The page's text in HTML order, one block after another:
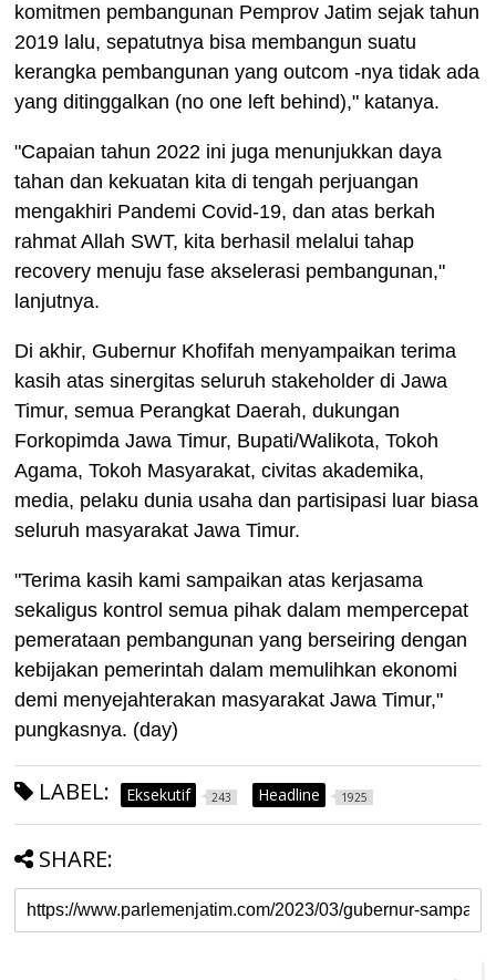
komitmen pembangunan Pemprov Jatim sejak tahun
2019 lalu, sepatutnya bisa membangun suatu
kerangka pembangunan yang outcom -nya tidak ada
yang ditinggalkan (no one left behind)," katanya.
"Capaian tahun 2022 ini juga menunjukkan daya
tahan dan kekuatan kita di tengah perjuangan
mengakhiri Pandemi Covid-19, dan atas berkah
rahmat Allah SWT, kita berhasil melalui tahap
recovery menuju fase akselerasi pembangunan,"
lanjutnya.
Di akhir, Gubernur Khofifah menyampaikan terima
kasih atas sinergitas seluruh stakeholder di Jawa
Timur, semua Perangkat Daerah, dukungan
Forkopimda Jawa Timur, Bupati/Walikota, Tokoh
Agama, Tokoh Masyarakat, civitas akademika,
media, pelaku dunia usaha dan partisipasi luar biasa
seluruh masyarakat Jawa Timur.
"Terima kasih kami sampaikan atas kerjasama
sekaligus kontrol semua pihak dalam mempercepat
pemerataan pembangunan yang berseiring dengan
kebijakan pemerintah dalam memulihkan ekonomi
demi menyejahterakan masyarakat Jawa Timur,"
pungkasnya. (day)
LABEL: Eksekutif 243 Headline 1925
SHARE: